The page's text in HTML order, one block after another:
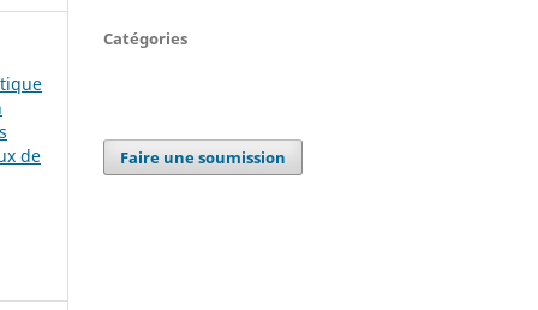
de
Catégories
Faire une soumission